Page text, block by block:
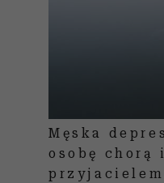
Męska
osobę chorą